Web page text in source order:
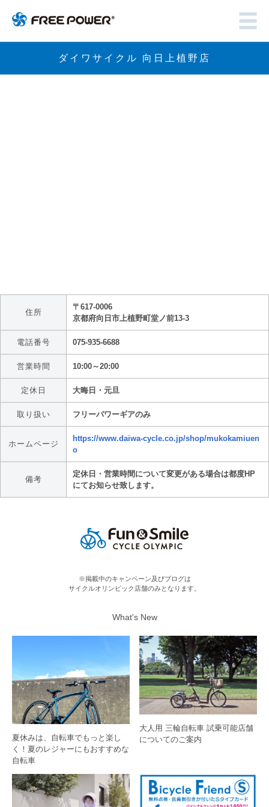
ダイワサイクル 向日上植野店
住所
〒617-0006
京都府向日市上植野町堂ノ前13-3
電話番号 075-935-6688
営業時間 10:00～20:00
定休日 大晦日・元旦
取り扱い フリーパワーギアのみ
ホームページ
https://www.daiwa-cycle.co.jp/shop/mukokamiuen
o
備考
定休日・営業時間について変更がある場合は都度HP
にてお知らせ致します。
※掲載中のキャンペーン及びブログは
サイクルオリンピック店舗のみとなります。
What's New
夏休みは、自転車でもっと楽し
く！夏のレジャーにもおすすめな
自転車
大人用 三輪自転車 試乗可能店舗
についてのご案内